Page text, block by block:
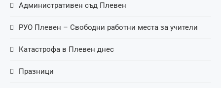
Административен съд Плевен
РУО Плевен – Свободни работни места за учители
Катастрофа в Плевен днес
Празници